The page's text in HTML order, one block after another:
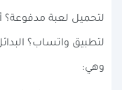
لتحميل لعبة
لتطبيق واتساب؟
وهي: